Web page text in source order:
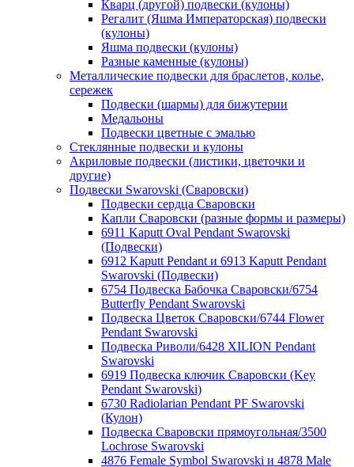
Кварц (другой) подвески (кулоны)
Регалит (Яшма Императорская) подвески
(кулоны)
Яшма подвески (кулоны)
Разные каменные (кулоны)
Металлические подвески для браслетов, колье,
сережек
Подвески (шармы) для бижутерии
Медальоны
Подвески цветные с эмалью
Стеклянные подвески и кулоны
Акриловые подвески (листики, цветочки и
другие)
Подвески Swarovski (Сваровски)
Подвески сердца Сваровски
Капли Сваровски (разные формы и размеры)
6911 Kaputt Oval Pendant Swarovski
(Подвески)
6912 Kaputt Pendant и 6913 Kaputt Pendant
Swarovski (Подвески)
6754 Подвеска Бабочка Сваровски/6754
Butterfly Pendant Swarovski
Подвеска Цветок Сваровски/6744 Flower
Pendant Swarovski
Подвеска Риволи/6428 XILION Pendant
Swarovski
6919 Подвеска ключик Сваровски (Key
Pendant Swarovski)
6730 Radiolarian Pendant PF Swarovski
(Кулон)
Подвеска Сваровски прямоугольная/3500
Lochrose Swarovski
4876 Female Symbol Swarovski и 4878 Male